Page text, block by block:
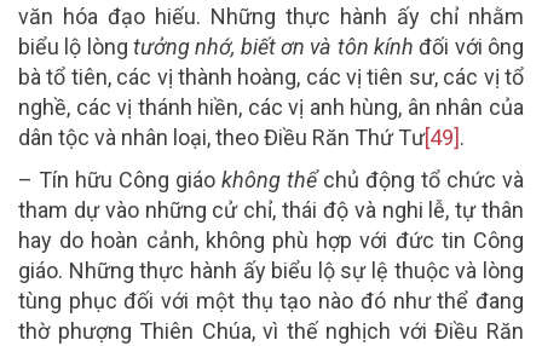
văn hóa đạo hiếu. Những thực hành ấy chỉ nhằm
biểu lộ lòng tưởng nhớ, biết ơn và tôn kính đối với ông
bà tổ tiên, các vị thành hoàng, các vị tiên sư, các vị tổ
nghề, các vị thánh hiền, các vị anh hùng, ân nhân của
dân tộc và nhân loại, theo Điều Răn Thứ Tư[49].
– Tín hữu Công giáo không thểchủ động tổ chức và
tham dự vào những cử chỉ, thái độ và nghi lễ, tự thân
hay do hoàn cảnh, không phù hợp với đức tin Công
giáo. Những thực hành ấy biểu lộ sự lệ thuộc và lòng
tùng phục đối với một thụ tạo nào đó như thể đang
thờ phượng Thiên Chúa, vì thế nghịch với Điều Răn